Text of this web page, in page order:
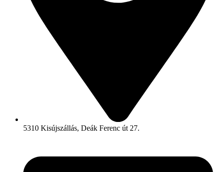
5310 Kisújszállás, Deák Ferenc út 27.